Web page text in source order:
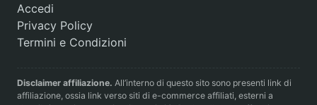
Accedi
Privacy Policy
Termini e Condizioni